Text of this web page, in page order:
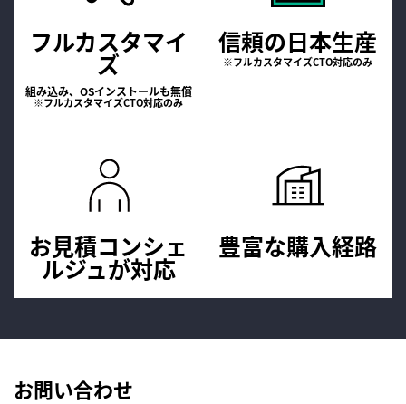
フルカスタマイ
ズ
組み込み、OSインストールも無償
※フルカスタマイズCTO対応のみ
信頼の日本生産
※フルカスタマイズCTO対応のみ
お見積コンシェ
ルジュが対応
豊富な購入経路
お問い合わせ